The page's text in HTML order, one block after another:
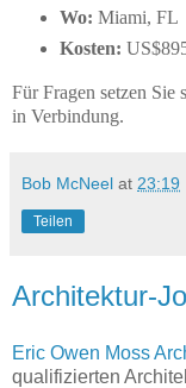
Wo: Miami, FL
Kosten:
Für Fragen setzen Sie
in Verbindung.
Bob McNeel at 23:19
Teilen
Architektur-
Eric Owen Moss
qualifizierten